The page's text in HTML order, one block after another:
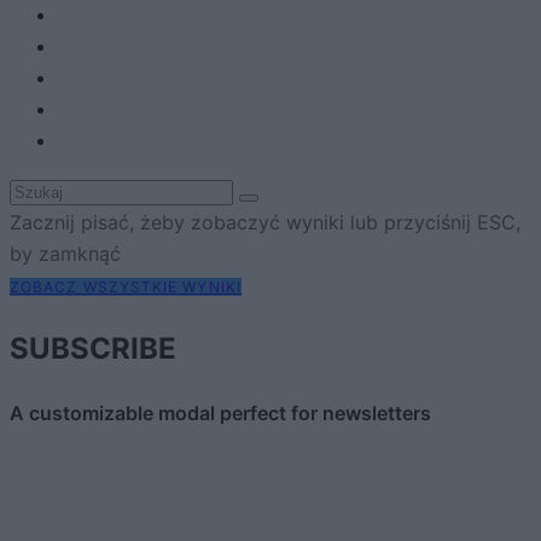
Zacznij pisać, żeby zobaczyć wyniki lub przyciśnij ESC,
by zamknąć
ZOBACZ WSZYSTKIE WYNIKI
SUBSCRIBE
A customizable modal perfect for newsletters